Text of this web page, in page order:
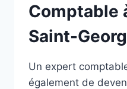
Comptable
Saint-
Un expert
également de